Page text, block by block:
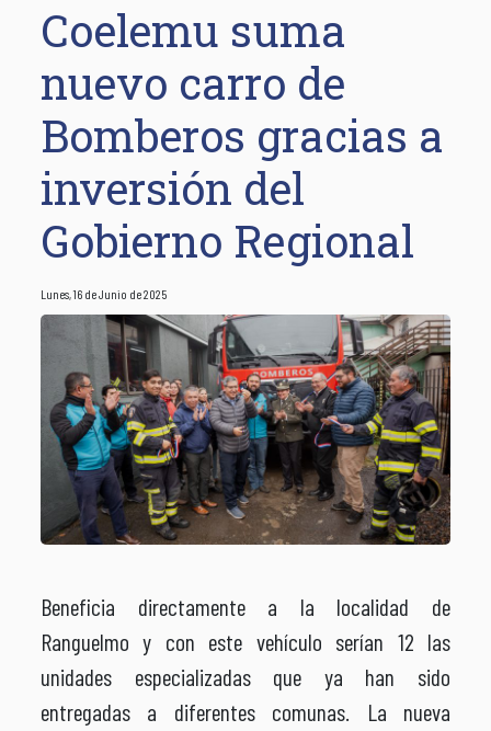
Coelemu suma
nuevo carro de
Bomberos gracias a
inversión del
Gobierno Regional
Lunes, 16 de Junio de 2025
Beneficia directamente a la localidad de
Ranguelmo y con este vehículo serían 12 las
unidades especializadas que ya han sido
entregadas a diferentes comunas. La nueva